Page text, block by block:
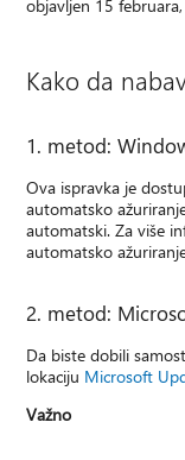
objavljen 15
Kako da
1. metod:
Ova ispravka je
automatsko
automatski. Za više
automatsko
2. metod:
Da biste dobili
lokaciju Microsoft
Važno